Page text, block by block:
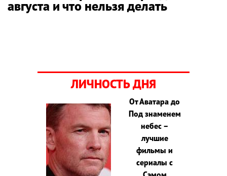
августа и что нельзя делать
ЛИЧНОСТЬ ДНЯ
От Аватара до
Под знаменем
небес –
лучшие
фильмы и
сериалы с